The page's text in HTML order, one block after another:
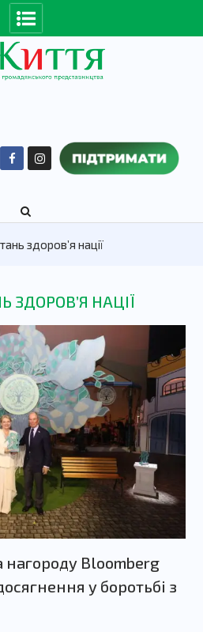
здоров’я нації
ЗДОРОВ’Я НАЦІЇ
нагороду Bloomberg
у боротьбі з